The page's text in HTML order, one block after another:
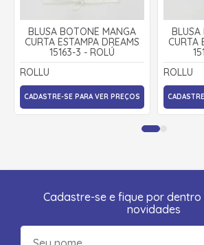
BLUSA BOTONÊ MANGA
CURTA ESTAMPA DREAMS
15163-3 - ROLÚ
ROLLU
CADASTRE-SE PARA VER PREÇOS
CURTA
ROLLU
Cadastre-se e fique por
novidades